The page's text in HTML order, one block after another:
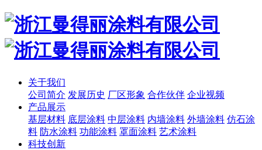
关于我们
公司简介 发展历史 厂区形象 合作伙伴 企业视频
产品展示
基层材料 底层涂料 中层涂料 内墙涂料 外墙涂料 仿石涂
料 防水涂料 功能涂料 罩面涂料 艺术涂料
科技创新